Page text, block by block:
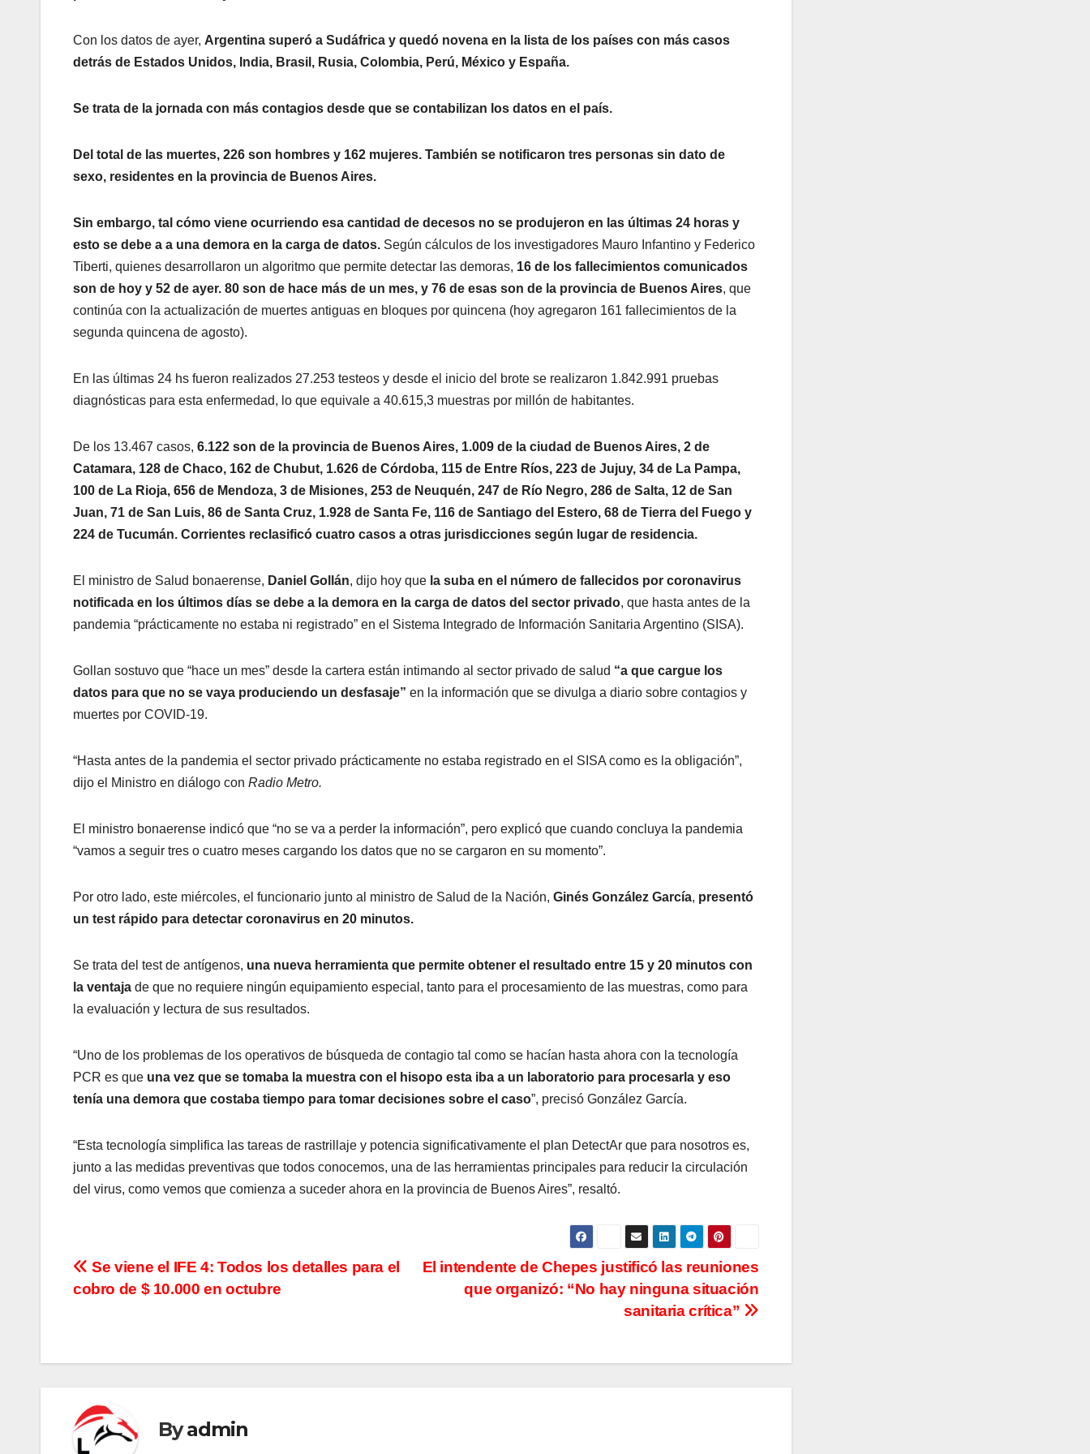
Con los datos de ayer, Argentina superó a Sudáfrica y quedó novena en la lista de los países con más casos
detrás de Estados Unidos, India, Brasil, Rusia, Colombia, Perú, México y España.
Se trata de la jornada con más contagios desde que se contabilizan los datos en el país.
Del total de las muertes, 226 son hombres y 162 mujeres. También se notificaron tres personas sin dato de
sexo, residentes en la provincia de Buenos Aires.
Sin embargo, tal cómo viene ocurriendo esa cantidad de decesos no se produjeron en las últimas 24 horas y
esto se debe a a una demora en la carga de datos. Según cálculos de los investigadores Mauro Infantino y Federico
Tiberti, quienes desarrollaron un algoritmo que permite detectar las demoras, 16 de los fallecimientos comunicados
son de hoy y 52 de ayer. 80 son de hace más de un mes, y 76 de esas son de la provincia de Buenos Aires, que
continúa con la actualización de muertes antiguas en bloques por quincena (hoy agregaron 161 fallecimientos de la
segunda quincena de agosto).
En las últimas 24 hs fueron realizados 27.253 testeos y desde el inicio del brote se realizaron 1.842.991 pruebas
diagnósticas para esta enfermedad, lo que equivale a 40.615,3 muestras por millón de habitantes.
De los 13.467 casos, 6.122 son de la provincia de Buenos Aires, 1.009 de la ciudad de Buenos Aires, 2 de
Catamara, 128 de Chaco, 162 de Chubut, 1.626 de Córdoba, 115 de Entre Ríos, 223 de Jujuy, 34 de La Pampa,
100 de La Rioja, 656 de Mendoza, 3 de Misiones, 253 de Neuquén, 247 de Río Negro, 286 de Salta, 12 de San
Juan, 71 de San Luis, 86 de Santa Cruz, 1.928 de Santa Fe, 116 de Santiago del Estero, 68 de Tierra del Fuego y
224 de Tucumán. Corrientes reclasificó cuatro casos a otras jurisdicciones según lugar de residencia.
El ministro de Salud bonaerense, Daniel Gollán, dijo hoy que la suba en el número de fallecidos por coronavirus
notificada en los últimos días se debe a la demora en la carga de datos del sector privado, que hasta antes de la
pandemia “prácticamente no estaba ni registrado” en el Sistema Integrado de Información Sanitaria Argentino (SISA).
Gollan sostuvo que “hace un mes” desde la cartera están intimando al sector privado de salud “a que cargue los
datos para que no se vaya produciendo un desfasaje” en la información que se divulga a diario sobre contagios y
muertes por COVID-19.
“Hasta antes de la pandemia el sector privado prácticamente no estaba registrado en el SISA como es la obligación”,
dijo el Ministro en diálogo con Radio Metro.
El ministro bonaerense indicó que “no se va a perder la información”, pero explicó que cuando concluya la pandemia
“vamos a seguir tres o cuatro meses cargando los datos que no se cargaron en su momento”.
Por otro lado, este miércoles, el funcionario junto al ministro de Salud de la Nación, Ginés González García, presentó
un test rápido para detectar coronavirus en 20 minutos.
Se trata del test de antígenos, una nueva herramienta que permite obtener el resultado entre 15 y 20 minutos con
la ventaja de que no requiere ningún equipamiento especial, tanto para el procesamiento de las muestras, como para
la evaluación y lectura de sus resultados.
“Uno de los problemas de los operativos de búsqueda de contagio tal como se hacían hasta ahora con la tecnología
PCR es que una vez que se tomaba la muestra con el hisopo esta iba a un laboratorio para procesarla y eso
tenía una demora que costaba tiempo para tomar decisiones sobre el caso”, precisó González García.
“Esta tecnología simplifica las tareas de rastrillaje y potencia significativamente el plan DetectAr que para nosotros es,
junto a las medidas preventivas que todos conocemos, una de las herramientas principales para reducir la circulación
del virus, como vemos que comienza a suceder ahora en la provincia de Buenos Aires”, resaltó.
N
e
g
a
El intendente de Chepes justificó las reuniones
que organizó: “No hay ninguna situación
sanitaria crítica”
Se viene el IFE 4: Todos los detalles para el
cobro de $ 10.000 en octubre
Byadmin